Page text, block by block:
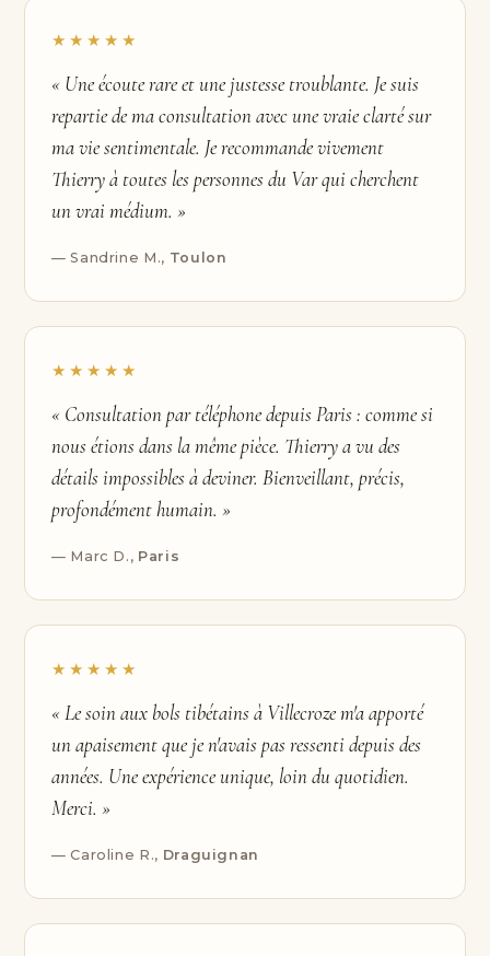
★★★★★
« Une écoute rare et une justesse troublante. Je suis
repartie de ma consultation avec une vraie clarté sur
ma vie sentimentale. Je recommande vivement
Thierry à toutes les personnes du Var qui cherchent
un vrai médium. »
— Sandrine M., Toulon
★★★★★
« Consultation par téléphone depuis Paris : comme si
nous étions dans la même pièce. Thierry a vu des
détails impossibles à deviner. Bienveillant, précis,
profondément humain. »
— Marc D., Paris
★★★★★
« Le soin aux bols tibétains à Villecroze m'a apporté
un apaisement que je n'avais pas ressenti depuis des
années. Une expérience unique, loin du quotidien.
Merci. »
— Caroline R., Draguignan